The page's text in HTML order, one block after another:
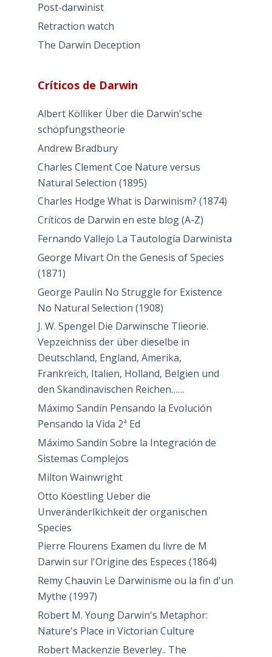
Post-darwinist
Retraction watch
The Darwin Deception
Críticos de Darwin
Albert Kölliker Über die Darwin'sche
schöpfungstheorie
Andrew Bradbury
Charles Clement Coe Nature versus
Natural Selection (1895)
Charles Hodge What is Darwinism? (1874)
Críticos de Darwin en este blog (A-Z)
Fernando Vallejo La Tautología Darwinista
George Mivart On the Genesis of Species
(1871)
George Paulin No Struggle for Existence
No Natural Selection (1908)
J. W. Spengel Die Darwinsche Tlieorie.
Vepzeichniss der über dieselbe in
Deutschland, England, Amerika,
Frankreich, Italien, Holland, Belgien und
den Skandinavischen Reichen……
Máximo Sandín Pensando la Evolución
Pensando la Vida 2ª Ed
Máximo Sandín Sobre la Integración de
Sistemas Complejos
Milton Wainwright
Otto Köestling Ueber die
Unveränderlkichkeit der organischen
Species
Pierre Flourens Examen du livre de M
Darwin sur l'Origine des Especes (1864)
Remy Chauvin Le Darwinisme ou la fin d'un
Mythe (1997)
Robert M. Young Darwin's Metaphor:
Nature's Place in Victorian Culture
Robert Mackenzie Beverley.. The